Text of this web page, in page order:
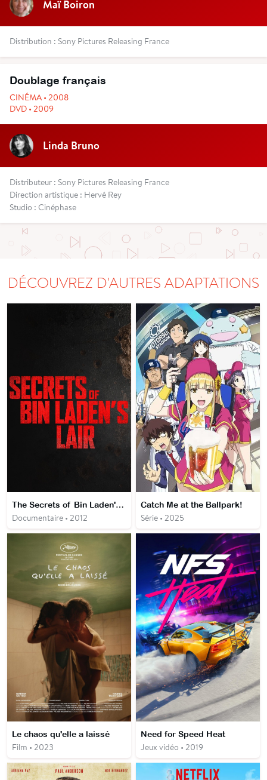
Maï Boiron
Distribution : Sony Pictures Releasing France
Doublage français
CINÉMA • 2008
DVD • 2009
Linda Bruno
Distributeur : Sony Pictures Releasing France
Direction artistique : Hervé Rey
Studio : Cinéphase
DÉCOUVREZ D'AUTRES ADAPTATIONS
The Secrets of Bin Laden's Lair
Documentaire • 2012
Catch Me at the Ballpark!
Série • 2025
Le chaos qu'elle a laissé
Film • 2023
Need for Speed Heat
Jeux vidéo • 2019